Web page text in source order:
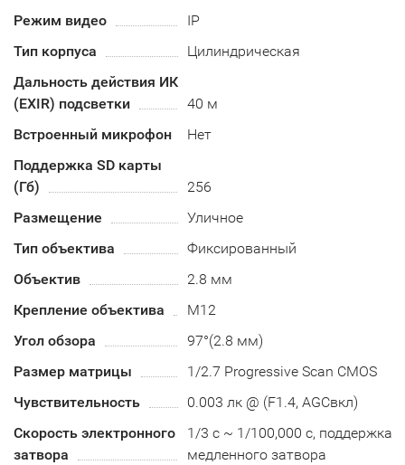
Режим видео
IP
Тип корпуса
Цилиндрическая
Дальность действия ИК
(EXIR) подсветки
40 м
Встроенный микрофон
Нет
Поддержка SD карты
(Гб)
256
Размещение
Уличное
Тип объектива
Фиксированный
Объектив
2.8 мм
Крепление объектива
М12
Угол обзора
97°(2.8 мм)
Размер матрицы
1/2.7 Progressive Scan CMOS
Чувствительность
0.003 лк @ (F1.4, AGCвкл)
Скорость электронного
затвора
1/3 с ~ 1/100,000 с, поддержка
медленного затвора